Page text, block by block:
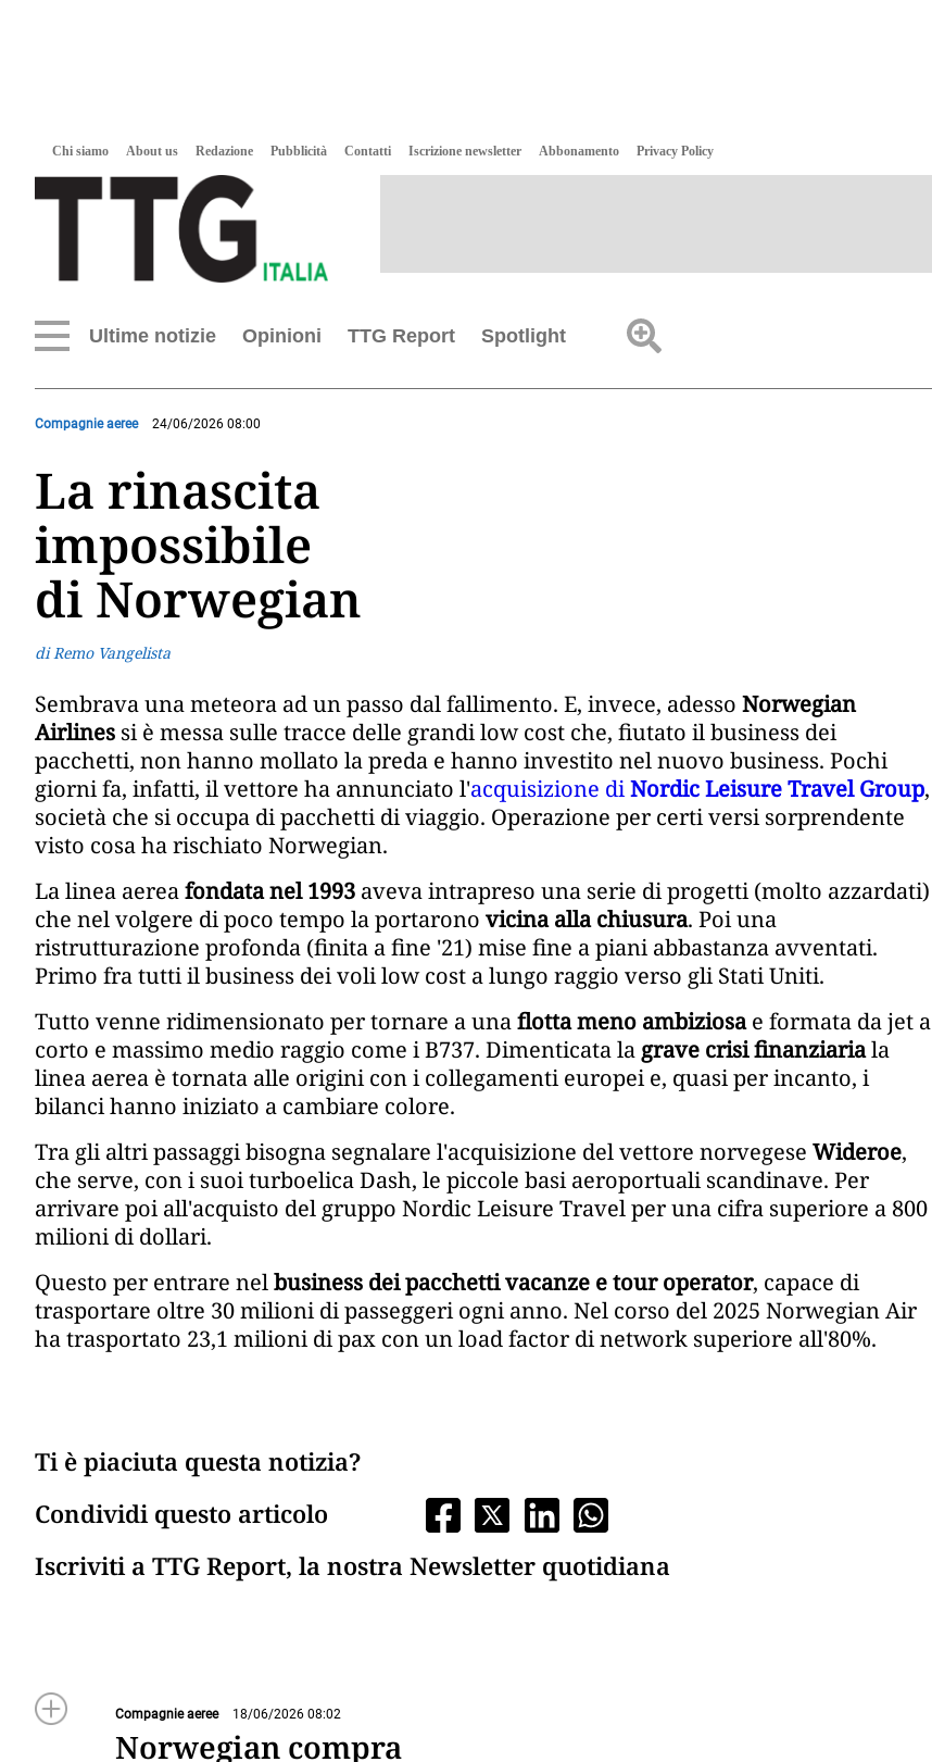
Chi siamo About us Redazione Pubblicità Contatti Iscrizione newsletter Abbonamento Privacy Policy
Ultime notizie Opinioni TTG Report Spotlight
Compagnie aeree 24/06/2026 08:00
La rinascita
impossibile
di Norwegian
di Remo Vangelista
Sembrava una meteora ad un passo dal fallimento. E, invece, adesso Norwegian
Airlines si è messa sulle tracce delle grandi low cost che, fiutato il business dei
pacchetti, non hanno mollato la preda e hanno investito nel nuovo business. Pochi
giorni fa, infatti, il vettore ha annunciato l'acquisizione diNordic Leisure Travel Group,
società che si occupa di pacchetti di viaggio. Operazione per certi versi sorprendente
visto cosa ha rischiato Norwegian.
La linea aereafondata nel 1993 aveva intrapreso una serie di progetti (molto azzardati)
che nel volgere di poco tempo la portarono vicina alla chiusura. Poi una
ristrutturazione profonda (finita a fine '21) mise fine a piani abbastanza avventati.
Primo fra tutti il business dei voli low cost a lungo raggio verso gli Stati Uniti.
Tutto venne ridimensionato per tornare a unaflotta meno ambiziosae formata da jet a
corto e massimo medio raggio come i B737. Dimenticata la grave crisi finanziariala
linea aerea è tornata alle origini con i collegamenti europei e, quasi per incanto, i
bilanci hanno iniziato a cambiare colore.
Tra gli altri passaggi bisogna segnalare l'acquisizione del vettore norvegese Wideroe,
che serve, con i suoi turboelica Dash, le piccole basi aeroportuali scandinave. Per
arrivare poi all'acquisto del gruppo Nordic Leisure Travel per una cifra superiore a 800
milioni di dollari.
Questo per entrare nelbusiness dei pacchetti vacanze e tour operator, capace di
trasportare oltre 30 milioni di passeggeri ogni anno. Nel corso del 2025 Norwegian Air
ha trasportato 23,1 milioni di pax con un load factor di network superiore all'80%.
Ti è piaciuta questa notizia?
Condividi questo articolo
Iscriviti a TTG Report, la nostra Newsletter quotidiana
Compagnie aeree 18/06/2026 08:02
Norwegian compra